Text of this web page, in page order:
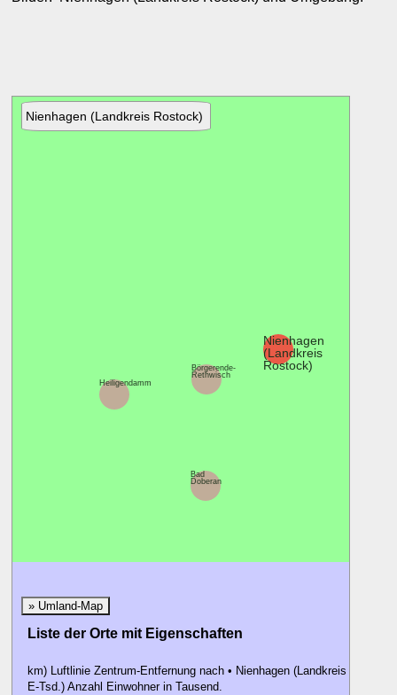
Nienhagen (Landkreis Rostock)
Heiligendamm
Börgerende-
Rethwisch
Nienhagen
(Landkreis
Rostock)
Bad
Doberan
» Umland-Map
Liste der Orte mit Eigenschaften
km) Luftlinie Zentrum-Entfernung nach • Nienhagen (Landkreis
E-Tsd.) Anzahl Einwohner in Tausend.